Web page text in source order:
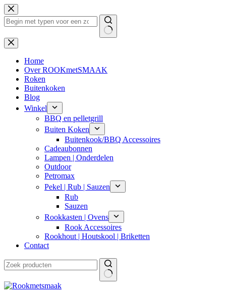
Ga
naar
de
Geen
resultaten
Home
Over ROOKmetSMAAK
Roken
Buitenkoken
Blog
Winkel
BBQ en pelletgrill
Buiten Koken
Buitenkook/BBQ Accessoires
Cadeaubonnen
Lampen | Onderdelen
Outdoor
Petromax
Pekel | Rub | Sauzen
Rub
Sauzen
Rookkasten | Ovens
Rook Accessoires
Rookhout | Houtskool | Briketten
Contact